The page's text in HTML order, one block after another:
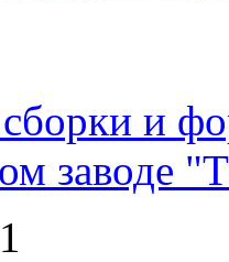
и
заводе